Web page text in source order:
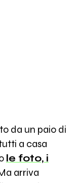
da un paio di
a casa
le foto, i
arriva